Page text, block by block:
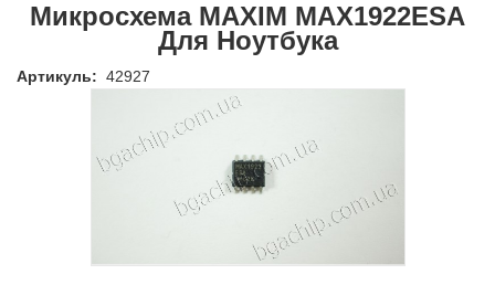
Микросхема MAXIM MAX1922ESA
Для Ноутбука
Артикуль: 42927